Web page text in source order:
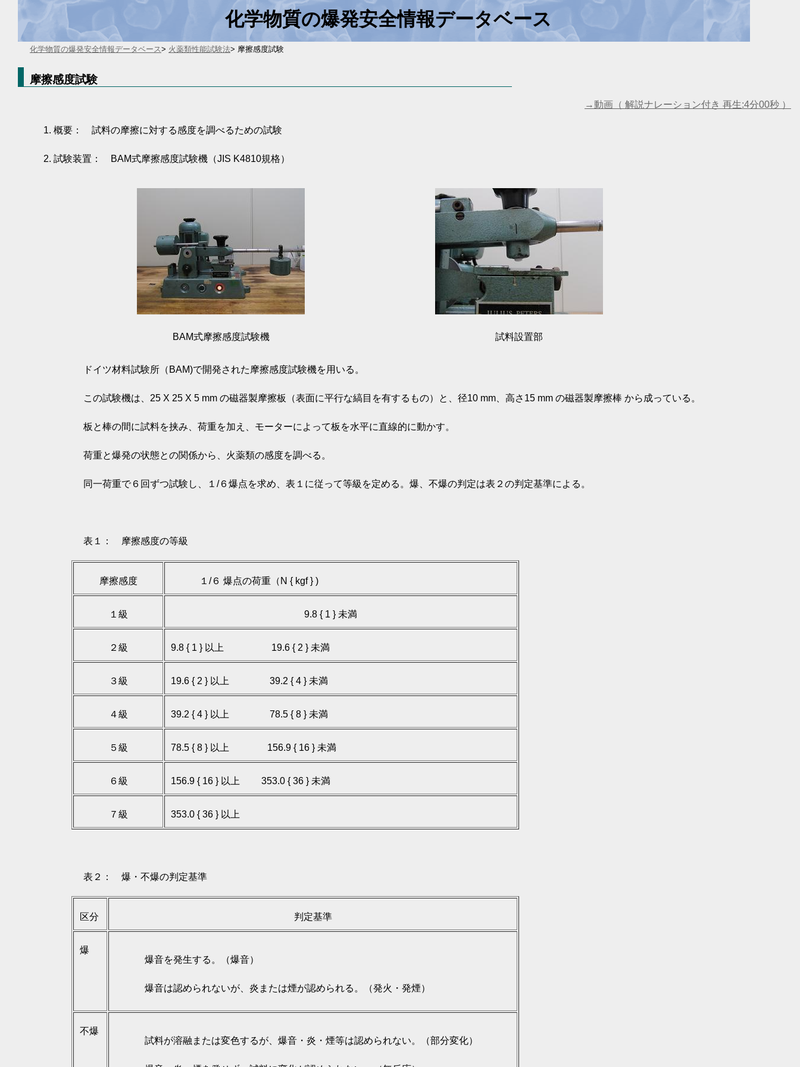
化学物質の爆発安全情報データベース
化学物質の爆発安全情報データベース> 火薬類性能試験法> 摩擦感度試験
摩擦感度試験
→動画（ 解説ナレーション付き 再生:4分00秒 ）
概要： 試料の摩擦に対する感度を調べるための試験
試験装置： BAM式摩擦感度試験機（JIS K4810規格）
BAM式摩擦感度試験機 試料設置部
ドイツ材料試験所（BAM)で開発された摩擦感度試験機を用いる。
この試験機は、25 X 25 X 5 mm の磁器製摩擦板（表面に平行な縞目を有するもの）と、径10 mm、高さ15 mm の磁器製摩擦棒 から成っている。
板と棒の間に試料を挟み、荷重を加え、モーターによって板を水平に直線的に動かす。
荷重と爆発の状態との関係から、火薬類の感度を調べる。
同一荷重で６回ずつ試験し、１/６爆点を求め、表１に従って等級を定める。爆、不爆の判定は表２の判定基準による。
表１： 摩擦感度の等級
摩擦感度 １/６ 爆点の荷重（N { kgf } )
１級 9.8 { 1 } 未満
２級 9.8 { 1 } 以上 19.6 { 2 } 未満
３級 19.6 { 2 } 以上 39.2 { 4 } 未満
４級 39.2 { 4 } 以上 78.5 { 8 } 未満
５級 78.5 { 8 } 以上 156.9 { 16 } 未満
６級 156.9 { 16 } 以上 353.0 { 36 } 未満
７級 353.0 { 36 } 以上
表２： 爆・不爆の判定基準
区分 判定基準
爆
爆音を発生する。（爆音）
爆音は認められないが、炎または煙が認められる。（発火・発煙）
不爆
試料が溶融または変色するが、爆音・炎・煙等は認められない。（部分変化）